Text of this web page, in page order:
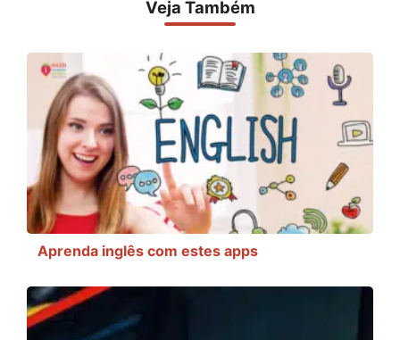
Veja Também
Aprenda inglês com estes apps